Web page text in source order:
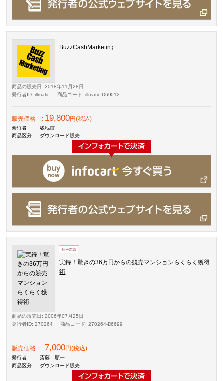
BuzzCashMarketing
商品の販売日 : 2018年11月28日
発行者ID: illmatic 商品コード: illmatic-D69012
販売価格 : 19,800円(税込)
発行者
: 駿地宙
商品区分
: ダウンロード販売
実録！驚きの36万円からの競売マンションらくらく獲得
術
商品の販売日 : 2006年07月25日
発行者ID: 270264 商品コード: 270264-D6699
販売価格 : 7,000円(税込)
発行者
: 斎藤 順一
商品区分
: ダウンロード販売